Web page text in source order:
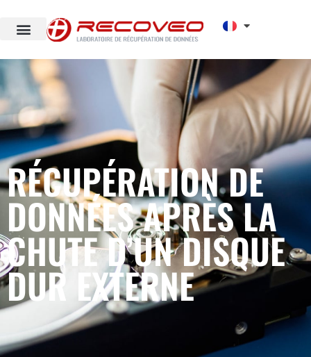
RÉCUPÉRATION DE
DONNÉES APRÈS LA
CHUTE D’UN DISQUE
DUR EXTERNE